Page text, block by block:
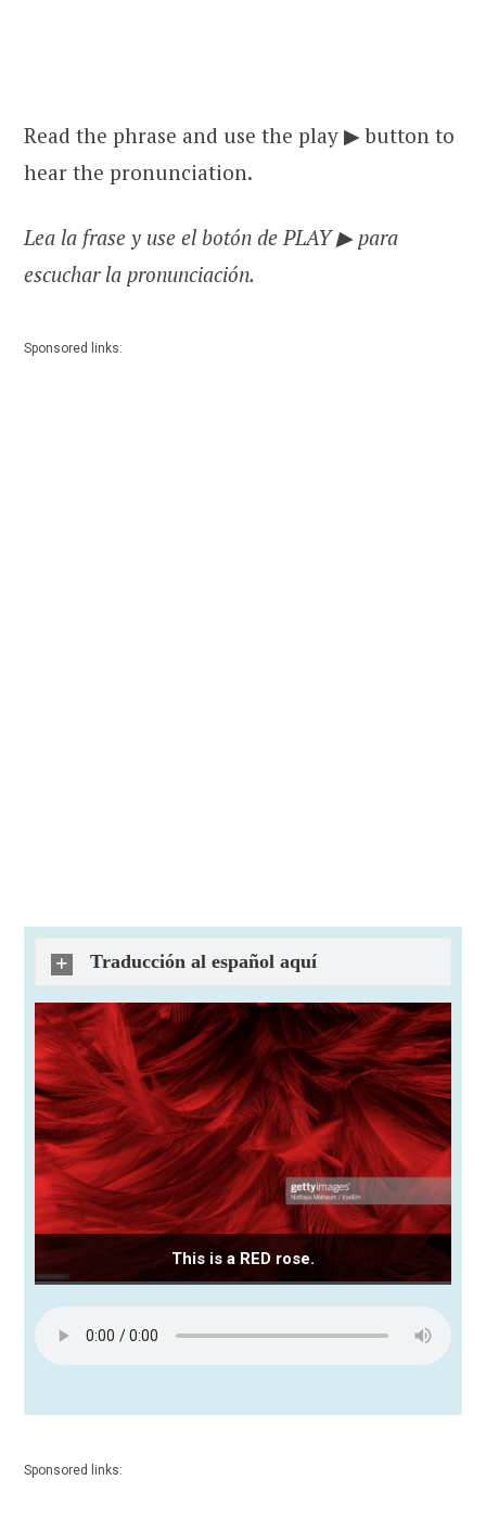
Read the phrase and use the play ▶ button to
hear the pronunciation.
Lea la frase y use el botón de PLAY ▶ para
escuchar la pronunciación.
Sponsored links:
Traducción al español aquí
This is a RED rose.
Sponsored links: